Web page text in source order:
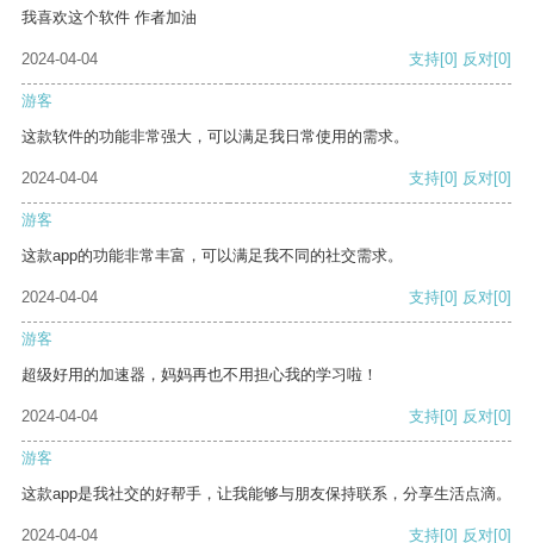
我喜欢这个软件 作者加油
2024-04-04 支持[0] 反对[0]
游客
这款软件的功能非常强大，可以满足我日常使用的需求。
2024-04-04 支持[0] 反对[0]
游客
这款app的功能非常丰富，可以满足我不同的社交需求。
2024-04-04 支持[0] 反对[0]
游客
超级好用的加速器，妈妈再也不用担心我的学习啦！
2024-04-04 支持[0] 反对[0]
游客
这款app是我社交的好帮手，让我能够与朋友保持联系，分享生活点滴。
2024-04-04 支持[0] 反对[0]